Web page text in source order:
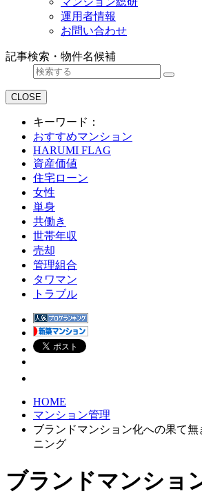
運用者情報
お問い合わせ
記事検索・物件名候補
CLOSE
キーワード：
おすすめマンション
HARUMI FLAG
資産価値
住宅ローン
女性
単身
共働き
世帯年収
売却
管理組合
タワマン
トラブル
HOME
マンション管理
ブランドマンション化への果て無
ニング
ブランドマンショ